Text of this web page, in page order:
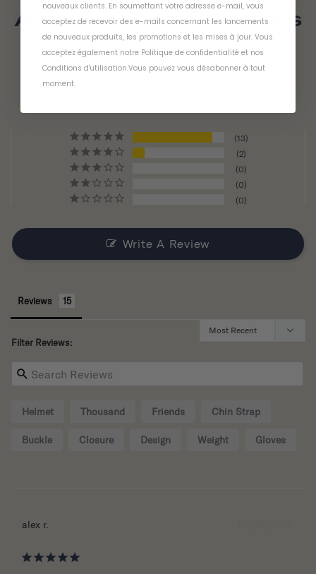
Avis Sur Les Produits
4.9
13
2
0
0
0
Write A Review
Reviews
Filter Reviews:
Helmet Thousand Friends Chin Strap
Buckle Closure Design Weight Gloves
alex r.
nouveaux clients. En soumettant votre adresse e-mail, vous
acceptez de recevoir des e-mails concernant les lancements
de nouveaux produits, les promotions et les mises à jour. Vous
acceptez également notre Politique de confidentialité et nos
Conditions d'utilisation.Vous pouvez vous désabonner à tout
moment.